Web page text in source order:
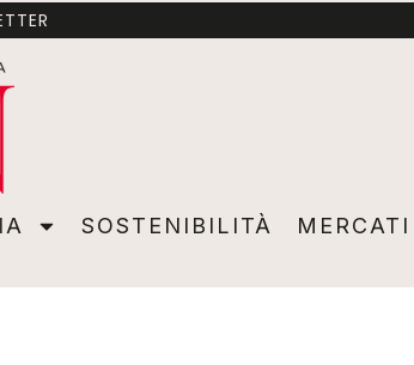
SOSTENIBILITÀ MERCATI SPECIALI VIDEO
SOSTENIBILITÀ MERCATI